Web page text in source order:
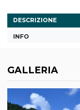
DESCRIZIONE
INFO
GALLERIA